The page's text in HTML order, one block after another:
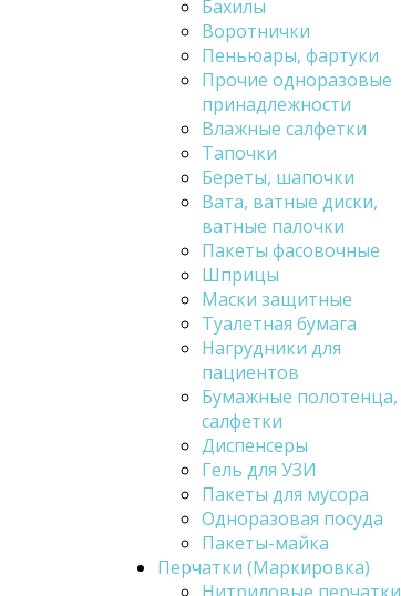
Бахилы
Воротнички
Пеньюары, фартуки
Прочие одноразовые
принадлежности
Влажные салфетки
Тапочки
Береты, шапочки
Вата, ватные диски,
ватные палочки
Пакеты фасовочные
Шприцы
Маски защитные
Туалетная бумага
Нагрудники для
пациентов
Бумажные полотенца,
салфетки
Диспенсеры
Гель для УЗИ
Пакеты для мусора
Одноразовая посуда
Пакеты-майка
Перчатки (Маркировка)